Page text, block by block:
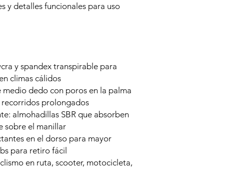
y detalles funcionales para uso
y spandex transpirable para
climas cálidos
dedo con poros en la palma
prolongados
almohadillas SBR que absorben
sobre el manillar
en el dorso para mayor
para retiro fácil
en ruta, scooter, motocicleta,